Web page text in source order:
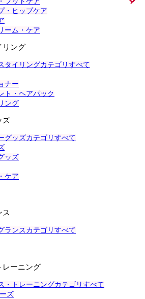
・ヒップケア
ーム・ケア
リング
タイリングカテゴリすべて
ナー
ト・ヘアパック
ング
ズ
グッズカテゴリすべて
ッズ
ケア
ス
ランスカテゴリすべて
レーニング
・トレーニングカテゴリすべて
ズ